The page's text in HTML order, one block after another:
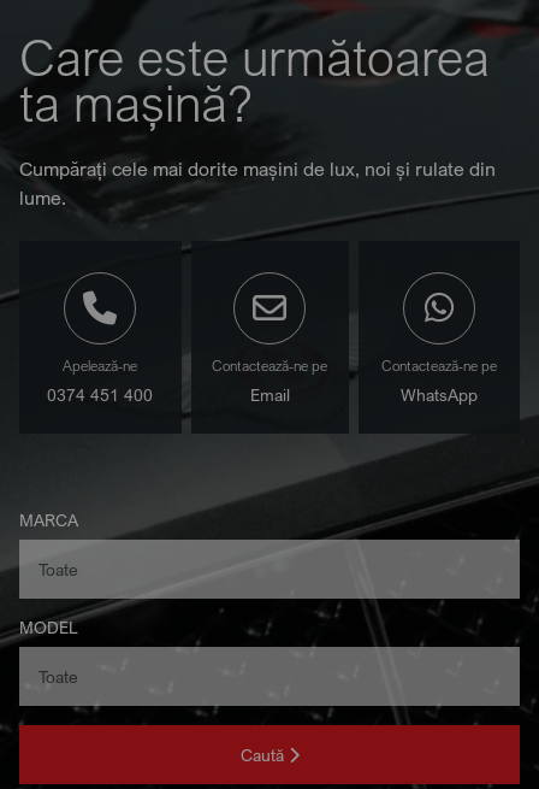
Care este următoarea
ta mașină?
Cumpărați cele mai dorite mașini de lux, noi și rulate din
lume.
Apelează-ne
0374 451 400
Contactează-ne pe
Email
Contactează-ne pe
WhatsApp
MARCA
MODEL
Caută